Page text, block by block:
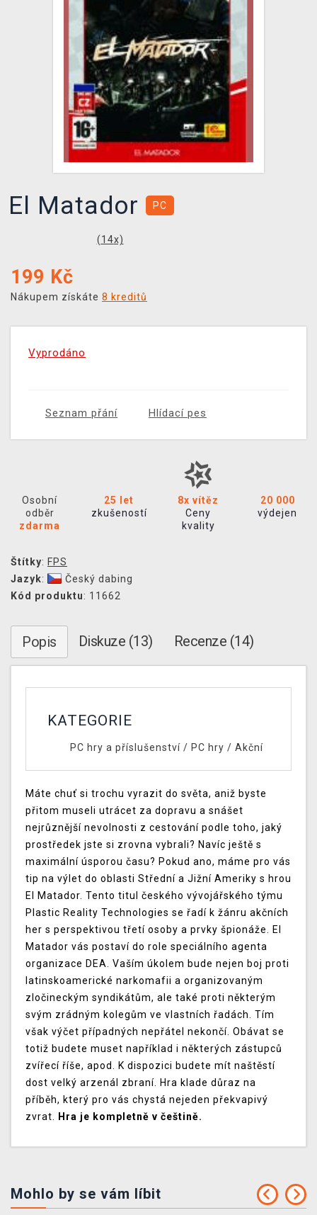
XZONE KLUB
TCG & BOARDGAME HUB
VÝKUP HER (BAZAR)
El Matador PC
(14x)
199 Kč
Nákupem získáte 8 kreditů
Vyprodáno
Seznam přání Hlídací pes
Osobní
odběr
zdarma
25 let
zkušeností
8x vítěz
Ceny
kvality
20 000
výdejen
Štítky: FPS
Jazyk:
Český dabing
Kód produktu: 11662
Popis Diskuze (13) Recenze (14)
KATEGORIE
PC hry a příslušenství/ PC hry / Akční
Máte chuť si trochu vyrazit do světa, aniž byste
přitom museli utrácet za dopravu a snášet
nejrůznější nevolnosti z cestování podle toho, jaký
prostředek jste si zrovna vybrali? Navíc ještě s
maximální úsporou času? Pokud ano, máme pro vás
tip na výlet do oblasti Střední a Jižní Ameriky s hrou
El Matador. Tento titul českého vývojářského týmu
Plastic Reality Technologies se řadí k žánru akčních
her s perspektivou třetí osoby a prvky špionáže. El
Matador vás postaví do role speciálního agenta
organizace DEA. Vaším úkolem bude nejen boj proti
latinskoamerické narkomafii a organizovaným
zločineckým syndikátům, ale také proti některým
svým zrádným kolegům ve vlastních řadách. Tím
však výčet případných nepřátel nekončí. Obávat se
totiž budete muset například i některých zástupců
zvířecí říše, apod. K dispozici budete mít naštěstí
dost velký arzenál zbraní. Hra klade důraz na
příběh, který pro vás chystá nejeden překvapivý
zvrat. Hra je kompletně v češtině.
Mohlo by se vám líbit